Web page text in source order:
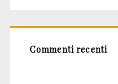
Commenti recenti